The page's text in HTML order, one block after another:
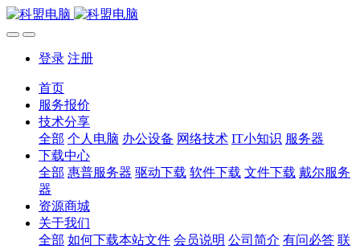
登录 注册
首页
服务报价
技术分享
全部 个人电脑 办公设备 网络技术 IT小知识 服务器
下载中心
全部 惠普服务器 驱动下载 软件下载 文件下载 戴尔服务
器
资源商城
关于我们
全部 如何下载本站文件 会员说明 公司简介 有问必答 联